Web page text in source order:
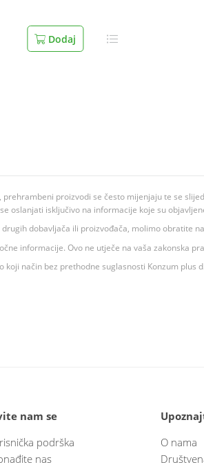
Dodaj
proizvodi se često mijenjaju te se
oslanjati isključivo na informacije koje su
dobavljača ili proizvođača, molimo obratite
informacije. Ovo ne utječe na vaša zakonska
način bez prethodne suglasnosti Konzum plus
nam se
podrška
nas
O nama